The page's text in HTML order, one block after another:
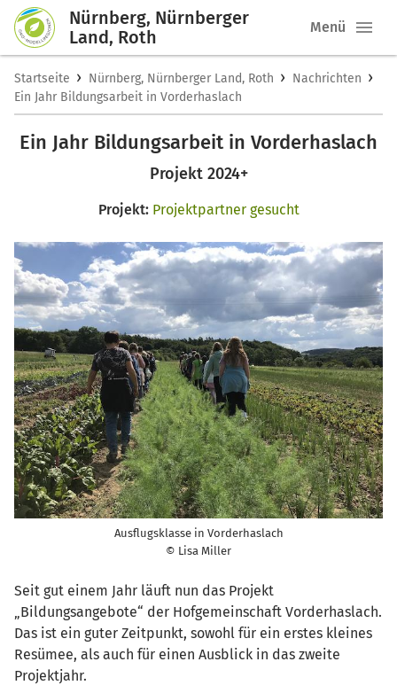
Nürnberg, Nürnberger
Land, Roth
Menü
Startseite › Nürnberg, Nürnberger Land, Roth › Nachrichten ›
Ein Jahr Bildungsarbeit in Vorderhaslach
Ein Jahr Bildungsarbeit in Vorderhaslach
Projekt 2024+
Projekt: Projektpartner gesucht
Ausflugsklasse in Vorderhaslach
© Lisa Miller
Seit gut einem Jahr läuft nun das Projekt
„Bildungsangebote“ der Hofgemeinschaft Vorderhaslach.
Das ist ein guter Zeitpunkt, sowohl für ein erstes kleines
Resümee, als auch für einen Ausblick in das zweite
Projektjahr.